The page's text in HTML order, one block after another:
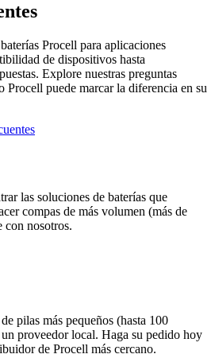
Procell para aplicaciones
de dispositivos hasta
Explore nuestras preguntas
Procell puede marcar la diferencia en su
las soluciones de baterías que
compas de más volumen (más de
con nosotros.
pilas más pequeños (hasta 100
proveedor local. Haga su pedido hoy
de Procell más cercano.